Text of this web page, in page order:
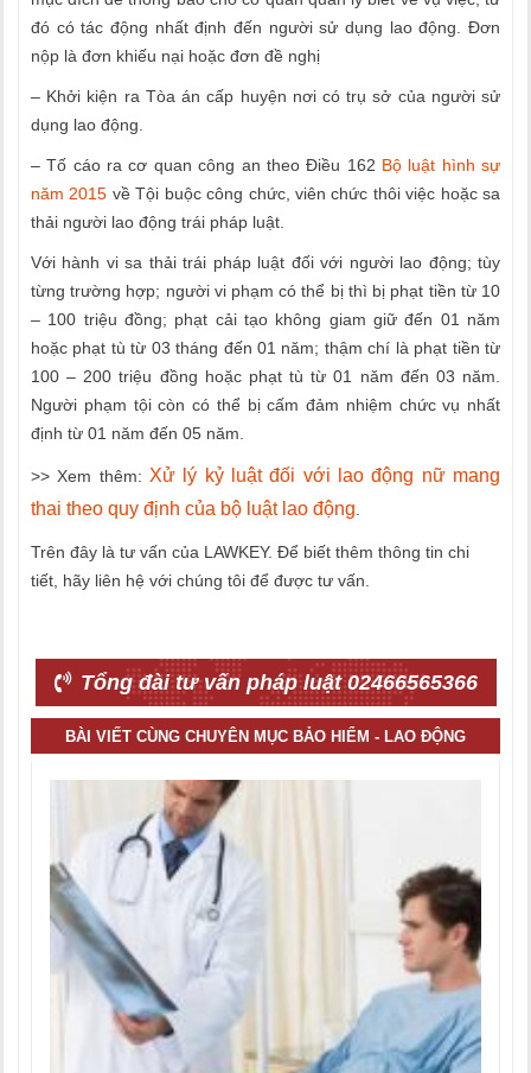
đó có tác động nhất định đến người sử dụng lao động. Đơn
nộp là đơn khiếu nại hoặc đơn đề nghị
– Khởi kiện ra Tòa án cấp huyện nơi có trụ sở của người sử
dụng lao động.
– Tố cáo ra cơ quan công an theo Điều 162 Bộ luật hình sự
năm 2015 về Tội buộc công chức, viên chức thôi việc hoặc sa
thải người lao động trái pháp luật.
Với hành vi sa thải trái pháp luật đối với người lao động; tùy
từng trường hợp; người vi phạm có thể bị thì bị phạt tiền từ 10
– 100 triệu đồng; phạt cải tạo không giam giữ đến 01 năm
hoặc phạt tù từ 03 tháng đến 01 năm; thậm chí là phạt tiền từ
100 – 200 triệu đồng hoặc phạt tù từ 01 năm đến 03 năm.
Người phạm tội còn có thể bị cấm đảm nhiệm chức vụ nhất
định từ 01 năm đến 05 năm.
>> Xem thêm: Xử lý kỷ luật đối với lao động nữ mang
thai theo quy định của bộ luật lao động
Trên đây là tư vấn của LAWKEY. Để biết thêm thông tin chi
tiết, hãy liên hệ với chúng tôi để được tư vấn.
Tổng đài tư vấn pháp luật 02466565366
BÀI VIẾT CÙNG CHUYÊN MỤC BẢO HIỂM - LAO ĐỘNG